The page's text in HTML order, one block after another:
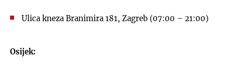
Ulica kneza Branimira 181, Zagreb (07:00 – 21:00)
Osijek: